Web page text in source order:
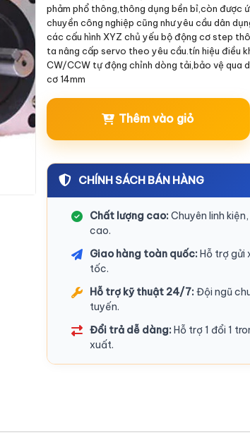
phảm phổ thông,thông dụng bền bỉ,còn được
chuyền công nghiệp cũng như yêu cầu dân
các cấu hình XYZ chủ yếu bộ động cơ step
ta nâng cấp servo theo yêu cầu.tín hiệu điều
CW/CCW tự động chỉnh dòng tải,bảo vệ qua
cơ 14mm
Thêm vào giỏ
CHÍNH SÁCH BÁN HÀNG
Chất lượng cao:Chuyên linh
cao.
Giao hàng toàn quốc:Hỗ trợ gửi
tốc.
Hỗ trợ kỹ thuật 24/7:Đội ngũ
tuyến.
Đổi trả dễ dàng:Hỗ trợ 1 đổi 1
xuất.